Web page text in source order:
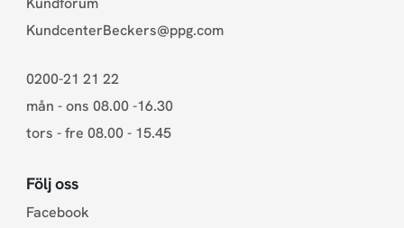
KundcenterBeckers@ppg.com
0200-21 21 22
mån - ons 08.00 -16.30
tors - fre 08.00 - 15.45
Följ oss
Facebook